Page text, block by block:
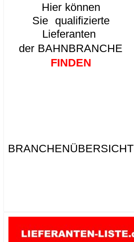
Hier können
Sie qualifizierte
Lieferanten
der BAHNBRANCHE
FINDEN
BRANCHENÜBERSICHT